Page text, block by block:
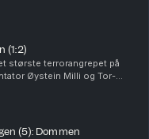
etterspillet av 22. juli i
(1:2)
største terrorangrepet på
Øystein Milli og Tor-
terrorhandlingene den
(5): Dommen